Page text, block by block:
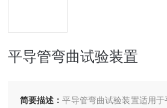
平导管弯曲试验装置
简要描述：平导管弯曲试验装置​适用